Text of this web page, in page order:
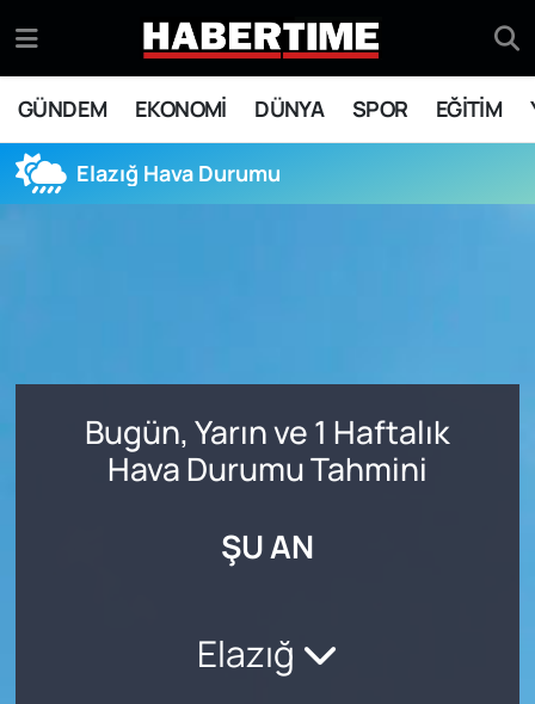
GÜNDEM EKONOMİ DÜNYA SPOR EĞİTİM
Elazığ Hava Durumu
Bugün, Yarın ve 1 Haftalık
Hava Durumu Tahmini
ŞU AN
Elazığ
EKONOMİ
DÜNYA
SİYASET
Eskişehir Nöbetçi Eczaneler
Eskişehir Hava Durumu
Eskişehir Namaz Vakitleri
Son Dakika Haberleri